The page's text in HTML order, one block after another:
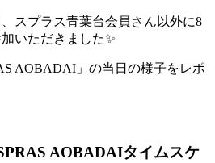
スプラス青葉台会員さん以外に8
いただきました✨
AOBADAI」の当日の様子をレポ
AOBADAIタイムスケ